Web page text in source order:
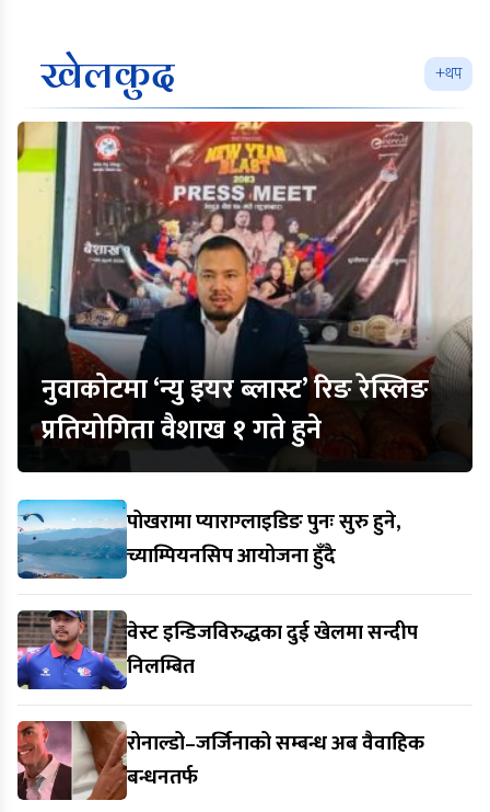
खेलकुद +थप
नुवाकोटमा ‘न्यु इयर ब्लास्ट’ रिङ रेस्लिङ
प्रतियोगिता वैशाख १ गते हुने
पोखरामा प्याराग्लाइडिङ पुनः सुरु हुने,
च्याम्पियनसिप आयोजना हुँदै
वेस्ट इन्डिजविरुद्धका दुई खेलमा सन्दीप
निलम्बित
रोनाल्डो–जर्जिनाको सम्बन्ध अब वैवाहिक
बन्धनतर्फ